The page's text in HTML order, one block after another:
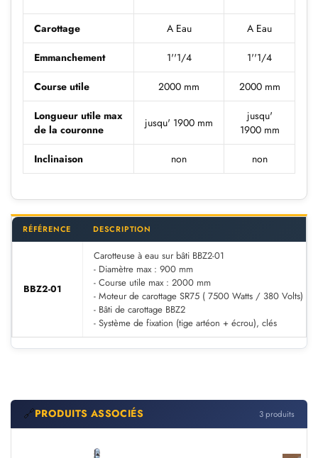
Carottage A Eau A Eau
Emmanchement 1''1/4 1''1/4
Course utile 2000 mm 2000 mm
Longueur utile max
de la couronne
jusqu' 1900 mm
jusqu'
1900 mm
Inclinaison non non
RÉFÉRENCE DESCRIPTION
BBZ2-01
Carotteuse à eau sur bâti BBZ2-01
- Diamètre max : 900 mm
- Course utile max : 2000 mm
- Moteur de carottage SR75 ( 7500 Watts / 380 Volts)
- Bâti de carottage BBZ2
- Système de fixation (tige artéon + écrou), clés
🔗PRODUITS ASSOCIÉS 3 produits